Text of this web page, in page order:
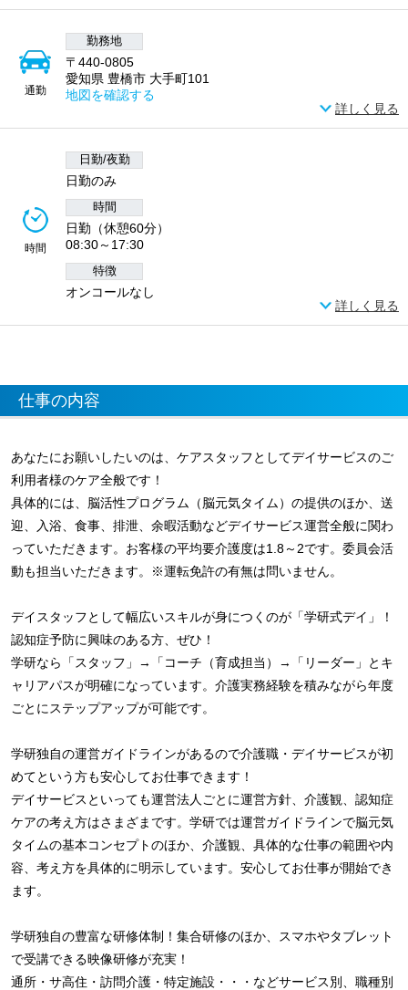
通勤
勤務地
〒440-0805
愛知県 豊橋市 大手町101
地図を確認する
詳しく見る
時間
日勤/夜勤
日勤のみ
時間
日勤（休憩60分）
08:30～17:30
特徴
オンコールなし
詳しく見る
仕事の内容
あなたにお願いしたいのは、ケアスタッフとしてデイサービスのご
利用者様のケア全般です！
具体的には、脳活性プログラム（脳元気タイム）の提供のほか、送
迎、入浴、食事、排泄、余暇活動などデイサービス運営全般に関わ
っていただきます。お客様の平均要介護度は1.8～2です。委員会活
動も担当いただきます。※運転免許の有無は問いません。
デイスタッフとして幅広いスキルが身につくのが「学研式デイ」！
認知症予防に興味のある方、ぜひ！
学研なら「スタッフ」→「コーチ（育成担当）→「リーダー」とキ
ャリアパスが明確になっています。介護実務経験を積みながら年度
ごとにステップアップが可能です。
学研独自の運営ガイドラインがあるので介護職・デイサービスが初
めてという方も安心してお仕事できます！
デイサービスといっても運営法人ごとに運営方針、介護観、認知症
ケアの考え方はさまざまです。学研では運営ガイドラインで脳元気
タイムの基本コンセプトのほか、介護観、具体的な仕事の範囲や内
容、考え方を具体的に明示しています。安心してお仕事が開始でき
ます。
学研独自の豊富な研修体制！集合研修のほか、スマホやタブレット
で受講できる映像研修が充実！
通所・サ高住・訪問介護・特定施設・・・などサービス別、職種別